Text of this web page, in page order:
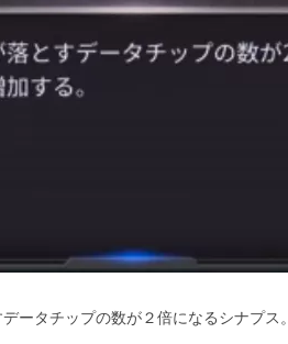
ータチップの数が２倍になるシナプス。